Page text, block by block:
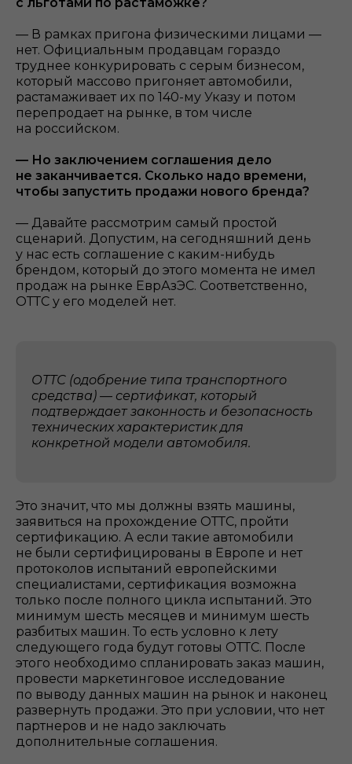
— В рамках пригона физическими лицами —
нет. Официальным продавцам гораздо
труднее конкурировать с серым бизнесом,
который массово пригоняет автомобили,
растамаживает их по 140-му Указу и потом
перепродает на рынке, в том числе
на российском.
— Но заключением соглашения дело
не заканчивается. Сколько надо времени,
чтобы запустить продажи нового бренда?
— Давайте рассмотрим самый простой
сценарий. Допустим, на сегодняшний день
у нас есть соглашение с каким-нибудь
брендом, который до этого момента не имел
продаж на рынке ЕврАзЭС. Соответственно,
ОТТС у его моделей нет.
ОТТС (одобрение типа транспортного
средства) — сертификат, который
подтверждает законность и безопасность
технических характеристик для
конкретной модели автомобиля.
Это значит, что мы должны взять машины,
заявиться на прохождение ОТТС, пройти
сертификацию. А если такие автомобили
не были сертифицированы в Европе и нет
протоколов испытаний европейскими
специалистами, сертификация возможна
только после полного цикла испытаний. Это
минимум шесть месяцев и минимум шесть
разбитых машин. То есть условно к лету
следующего года будут готовы ОТТС. После
этого необходимо спланировать заказ машин,
провести маркетинговое исследование
по выводу данных машин на рынок и наконец
развернуть продажи. Это при условии, что нет
партнеров и не надо заключать
дополнительные соглашения.